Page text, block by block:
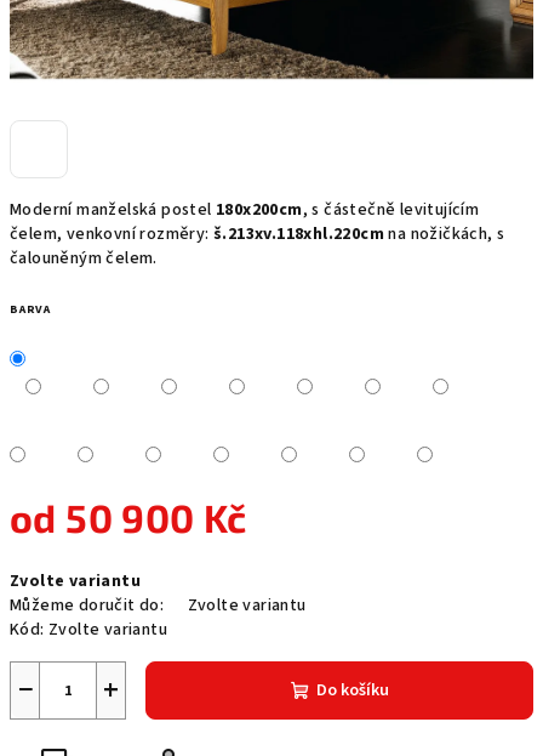
Moderní manželská postel 180x200cm, s částečně levitujícím
čelem, venkovní rozměry: š.213xv.118xhl.220cm na nožičkách, s
čalouněným čelem.
BARVA
od 50 900 Kč
cena:
Zvolte variantu
Můžeme doručit do:
Zvolte variantu
Kód: Zvolte variantu
+
− Do košíku